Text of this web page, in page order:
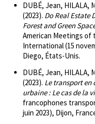
DUBÉ, Jean, HILALA,
(2023). Do Real Estate
Forest and Green
American Meetings of
International (15
Diego, États-Unis.
DUBÉ, Jean, HILALA,
(2023). Le transport
urbaine : Le cas de la
francophones
juin 2023), Dijon,